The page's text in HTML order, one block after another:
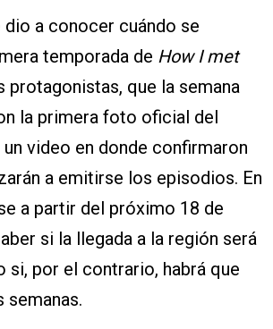
dio a conocer cuándo se
temporada de How I met
protagonistas, que la semana
la primera foto oficial del
un video en donde confirmaron
a emitirse los episodios. En
a partir del próximo 18 de
si la llegada a la región será
si, por el contrario, habrá que
semanas.